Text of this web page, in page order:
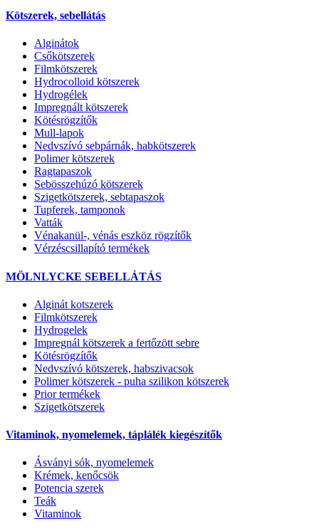
Kötszerek, sebellátás
Alginátok
Csőkötszerek
Filmkötszerek
Hydrocolloid kötszerek
Hydrogélek
Impregnált kötszerek
Kötésrögzítők
Mull-lapok
Nedvszívó sebpárnák, habkötszerek
Polimer kötszerek
Ragtapaszok
Sebösszehúzó kötszerek
Szigetkötszerek, sebtapaszok
Tupferek, tamponok
Vatták
Vénakanül-, vénás eszköz rögzítők
Vérzéscsillapító termékek
MÖLNLYCKE SEBELLÁTÁS
Alginát kotszerek
Filmkötszerek
Hydrogelek
Impregnál kötszerek a fertőzött sebre
Kötésrögzítők
Nedvszívó kötszerek, habszivacsok
Polimer kötszerek - puha szilikon kötszerek
Prior termékek
Szigetkötszerek
Vitaminok, nyomelemek, táplálék kiegészítők
Ásványi sók, nyomelemek
Krémek, kenőcsök
Potencia szerek
Teák
Vitaminok